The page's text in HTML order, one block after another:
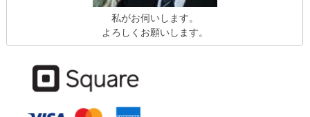
私がお伺いします。
よろしくお願いします。